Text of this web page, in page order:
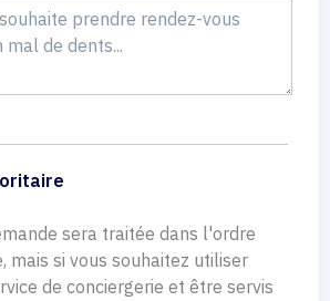
sera traitée dans l'ordre
mais si vous souhaitez utiliser
de conciergerie et être servis